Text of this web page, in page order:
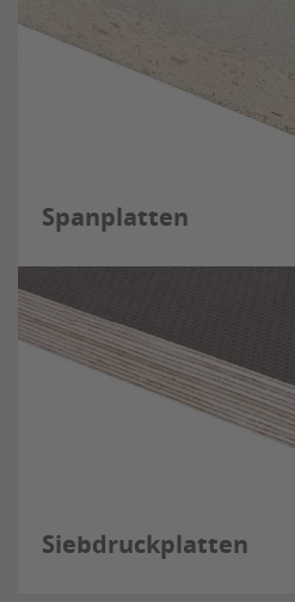
Spanplatten
Siebdruckplatten